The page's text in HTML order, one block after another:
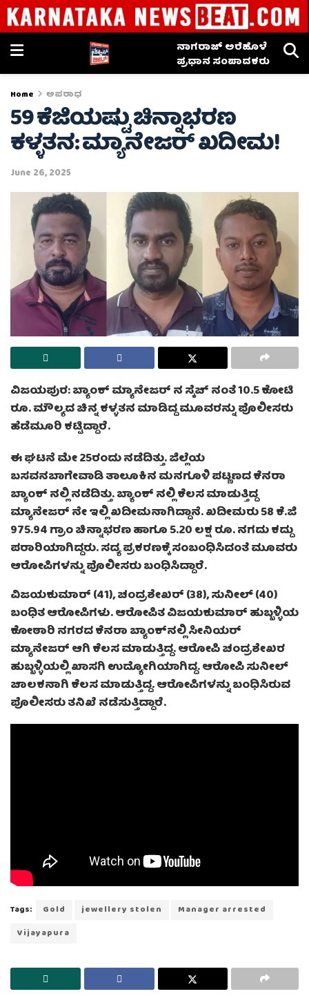
ನಾಗರಾಜ್ ಅರೆಹೊಳೆ
ಪ್ರಧಾನ ಸಂಪಾದಕರು
Home ಅಪರಾಧ
59 ಕೆಜಿಯಷ್ಟು ಚಿನ್ನಾಭರಣ
ಕಳ್ಳತನ: ಮ್ಯಾನೇಜರ್ ಖದೀಮ!
June 26, 2025
ವಿಜಯಪುರ: ಬ್ಯಾಂಕ್ ಮ್ಯಾನೇಜರ್ ನ ಸ್ಕೆಚ್ ನಂತೆ 10.5 ಕೋಟಿ
ರೂ. ಮೌಲ್ಯದ ಚಿನ್ನ ಕಳ್ಳತನ ಮಾಡಿದ್ದ ಮೂವರನ್ನು ಪೊಲೀಸರು
ಹೆಡೆಮೂರಿ ಕಟ್ಟಿದ್ದಾರೆ.
ಈ ಘಟನೆ ಮೇ 25ರಂದು ನಡೆದಿತ್ತು. ಜಿಲ್ಲೆಯ
ಬಸವನಬಾಗೇವಾಡಿ ತಾಲೂಕಿನ ಮನಗೂಳಿ ಪಟ್ಣಣದ ಕೆನರಾ
ಬ್ಯಾಂಕ್‌ ನಲ್ಲಿ ನಡೆದಿತ್ತು. ಬ್ಯಾಂಕ್ ನಲ್ಲಿ ಕೆಲಸ ಮಾಡುತ್ತಿದ್ದ
ಮ್ಯಾನೇಜರ್ ನೇ ಇಲ್ಲಿ ಖದೀಮನಾಗಿದ್ದಾನೆ. ಖದೀಮರು 58 ಕೆ.ಜಿ
975.94 ಗ್ರಾಂ ಚಿನ್ನಾಭರಣ ಹಾಗೂ 5.20 ಲಕ್ಷ ರೂ. ನಗದು ಕದ್ದು
ಪರಾರಿಯಾಗಿದ್ದರು. ಸದ್ಯ ಪ್ರಕರಣಕ್ಕೆ ಸಂಬಂಧಿಸಿದಂತೆ ಮೂವರು
ಆರೋಪಿಗಳನ್ನು ಪೊಲೀಸರು ಬಂಧಿಸಿದ್ದಾರೆ.
ವಿಜಯಕುಮಾರ್ (41), ಚಂದ್ರಶೇಖರ್ (38), ಸುನೀಲ್ (40)
ಬಂಧಿತ ಆರೋಪಿಗಳು. ಆರೋಪಿತ ವಿಜಯಕುಮಾರ್ ಹುಬ್ಬಳ್ಳಿಯ
ಕೋಠಾರಿ ನಗರದ ಕೆನರಾ ಬ್ಯಾಂಕ್‌ನಲ್ಲಿ ಸೀನಿಯರ್
ಮ್ಯಾನೇಜರ್ ಆಗಿ ಕೆಲಸ ಮಾಡುತ್ತಿದ್ದ. ಆರೋಪಿ ಚಂದ್ರಶೇಖರ
ಹುಬ್ಬಳ್ಳಿಯಲ್ಲಿ ಖಾಸಗಿ ಉದ್ಯೋಗಿಯಾಗಿದ್ದ. ಆರೋಪಿ ಸುನೀಲ್
ಚಾಲಕನಾಗಿ ಕೆಲಸ ಮಾಡುತ್ತಿದ್ದ. ಆರೋಪಿಗಳನ್ನು ಬಂಧಿಸಿರುವ
ಪೊಲೀಸರು ತನಿಖೆ ನಡೆಸುತ್ತಿದ್ದಾರೆ.
Tags: Gold jewellery stolen
Manager arrested
Vijayapura